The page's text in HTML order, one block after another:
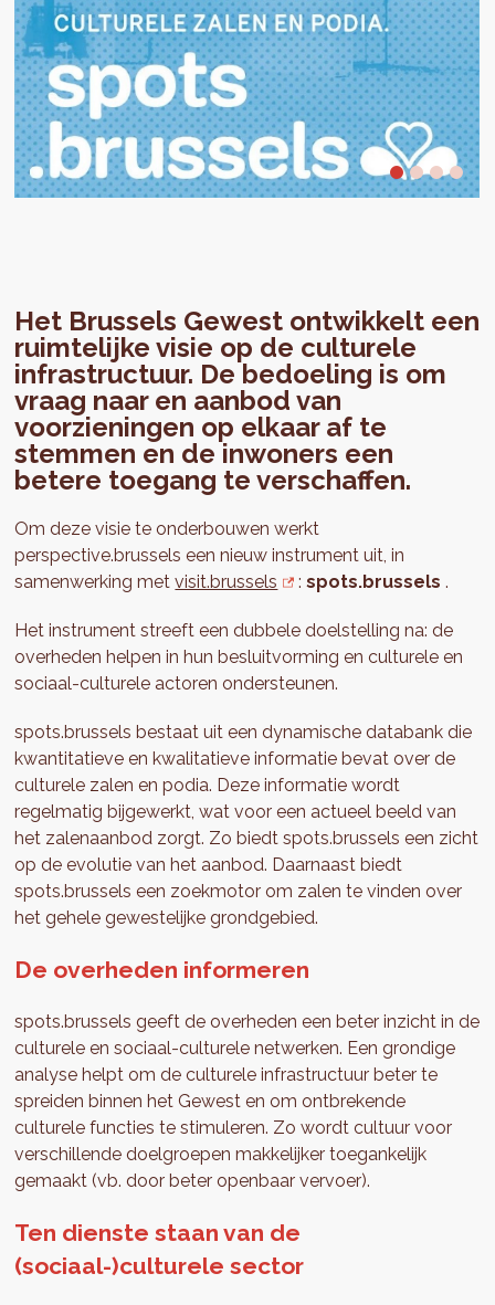
Het Brussels Gewest ontwikkelt een
ruimtelijke visie op de culturele
infrastructuur. De bedoeling is om
vraag naar en aanbod van
voorzieningen op elkaar af te
stemmen en de inwoners een
betere toegang te verschaffen.
Om deze visie te onderbouwen werkt
perspective.brussels een nieuw instrument uit, in
samenwerking metvisit.brussels :spots.brussels.
Het instrument streeft een dubbele doelstelling na: de
overheden helpen in hun besluitvorming en culturele en
sociaal-culturele actoren ondersteunen.
spots.brussels bestaat uit een dynamische databank die
kwantitatieve en kwalitatieve informatie bevat over de
culturele zalen en podia. Deze informatie wordt
regelmatig bijgewerkt, wat voor een actueel beeld van
het zalenaanbod zorgt. Zo biedt spots.brussels een zicht
op de evolutie van het aanbod. Daarnaast biedt
spots.brussels een zoekmotor om zalen te vinden over
het gehele gewestelijke grondgebied.
De overheden informeren
spots.brussels geeft de overheden een beter inzicht in de
culturele en sociaal-culturele netwerken. Een grondige
analyse helpt om de culturele infrastructuur beter te
spreiden binnen het Gewest en om ontbrekende
culturele functies te stimuleren. Zo wordt cultuur voor
verschillende doelgroepen makkelijker toegankelijk
gemaakt (vb. door beter openbaar vervoer).
Ten dienste staan van de
(sociaal-)culturele sector